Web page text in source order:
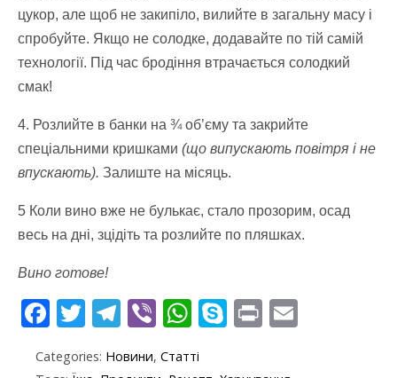
цукор, але щоб не закипіло, вилийте в загальну масу і
спробуйте. Якщо не солодке, додавайте по тій самій
технології. Під час бродіння втрачається солодкий
смак!
4. Розлийте в банки на ¾ об’єму та закрийте
спеціальними кришками (що випускають повітря і не
впускають). Залиште на місяць.
5 Коли вино вже не булькає, стало прозорим, осад
весь на дні, зцідіть та розлийте по пляшках.
Вино готове!
F
e
T
itt
T
e
Vi
er
W
at
S
y
Pr
t
Categories: Новини, Статті